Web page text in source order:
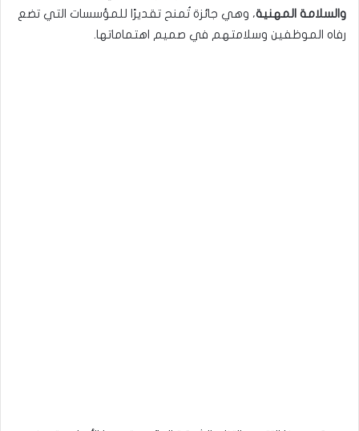
والسلامة المهنية، وهي جائزة تُمنح تقديرًا للمؤسسات التي تضع
رفاه الموظفين وسلامتهم في صميم اهتماماتها.